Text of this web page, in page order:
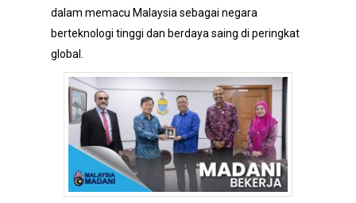
dalam memacu Malaysia sebagai negara
berteknologi tinggi dan berdaya saing di peringkat
global.